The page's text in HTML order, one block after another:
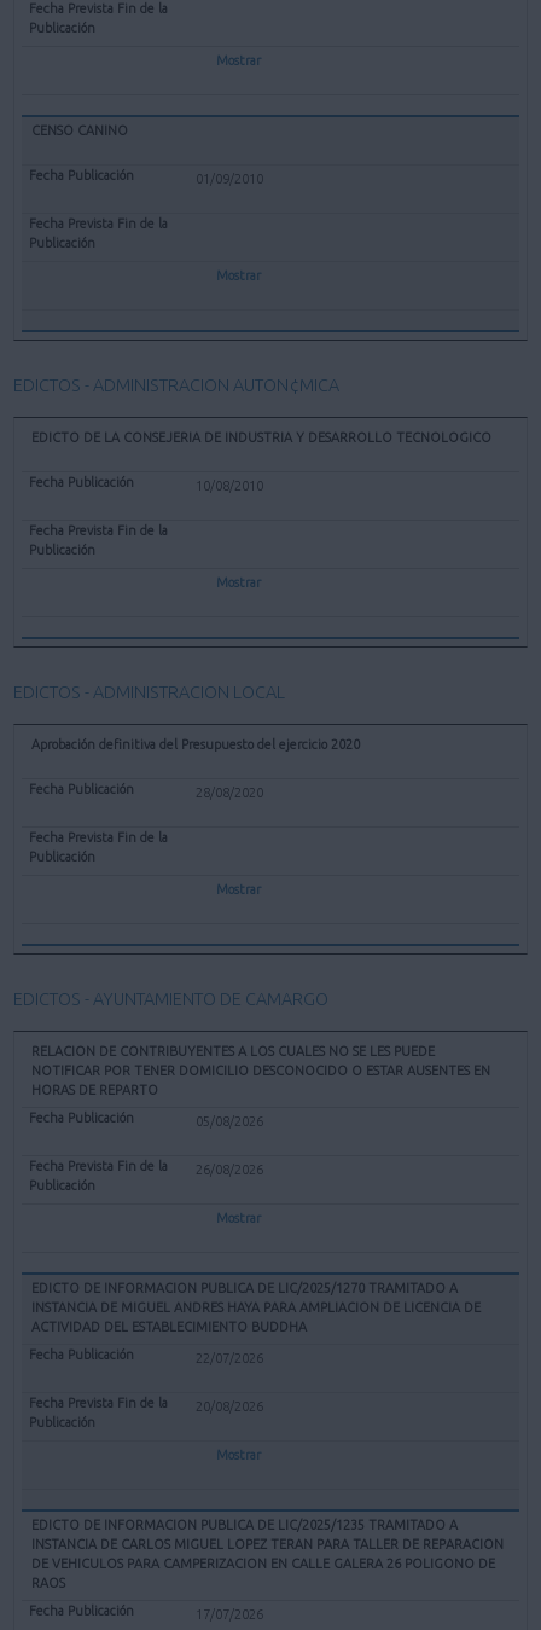
Mostrar
CENSO CANINO
01/09/2010
Mostrar
EDICTOS - ADMINISTRACION AUTON¢MICA
EDICTO DE LA CONSEJERIA DE INDUSTRIA Y DESARROLLO TECNOLOGICO
10/08/2010
Mostrar
EDICTOS - ADMINISTRACION LOCAL
Aprobación definitiva del Presupuesto del ejercicio 2020
28/08/2020
Mostrar
EDICTOS - AYUNTAMIENTO DE CAMARGO
RELACION DE CONTRIBUYENTES A LOS CUALES NO SE LES PUEDE
NOTIFICAR POR TENER DOMICILIO DESCONOCIDO O ESTAR AUSENTES EN
HORAS DE REPARTO
05/08/2026
26/08/2026
Mostrar
EDICTO DE INFORMACION PUBLICA DE LIC/2025/1270 TRAMITADO A
INSTANCIA DE MIGUEL ANDRES HAYA PARA AMPLIACION DE LICENCIA DE
ACTIVIDAD DEL ESTABLECIMIENTO BUDDHA
22/07/2026
20/08/2026
Mostrar
EDICTO DE INFORMACION PUBLICA DE LIC/2025/1235 TRAMITADO A
INSTANCIA DE CARLOS MIGUEL LOPEZ TERAN PARA TALLER DE REPARACION
DE VEHICULOS PARA CAMPERIZACION EN CALLE GALERA 26 POLIGONO DE
RAOS
17/07/2026